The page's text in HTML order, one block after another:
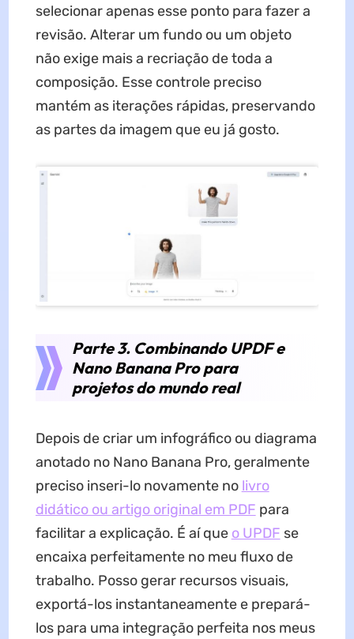
selecionar apenas esse ponto para fazer a
revisão. Alterar um fundo ou um objeto
não exige mais a recriação de toda a
composição. Esse controle preciso
mantém as iterações rápidas, preservando
as partes da imagem que eu já gosto.
Parte 3. Combinando UPDF e
Nano Banana Pro para
projetos do mundo real
Depois de criar um infográfico ou diagrama
anotado no Nano Banana Pro, geralmente
preciso inseri-lo novamente no livro
didático ou artigo original em PDF para
facilitar a explicação. É aí que o UPDF se
encaixa perfeitamente no meu fluxo de
trabalho. Posso gerar recursos visuais,
exportá-los instantaneamente e prepará-
los para uma integração perfeita nos meus